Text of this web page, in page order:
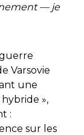
— je
Varsovie
une
»,
:
sur les